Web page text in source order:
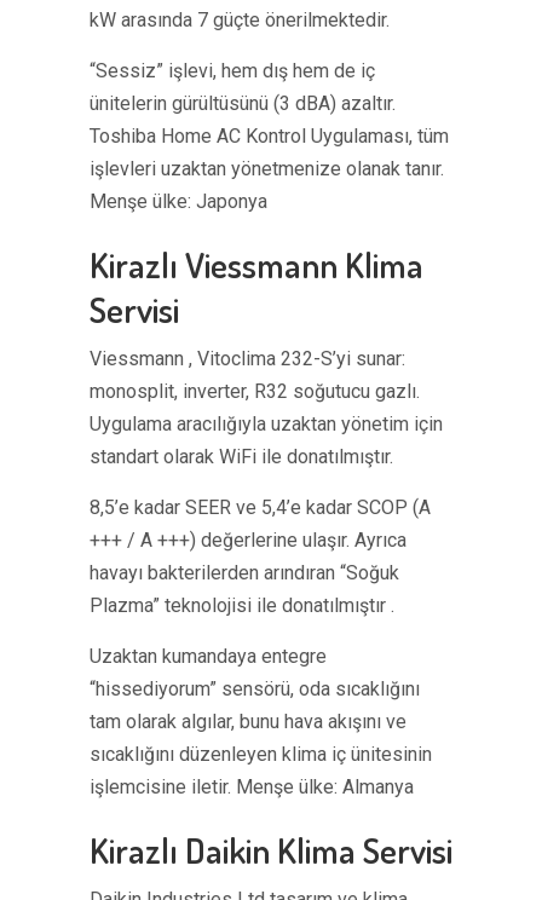
kW arasında 7 güçte önerilmektedir.
“Sessiz” işlevi, hem dış hem de iç
ünitelerin gürültüsünü (3 dBA) azaltır.
Toshiba Home AC Kontrol Uygulaması, tüm
işlevleri uzaktan yönetmenize olanak tanır.
Menşe ülke: Japonya
Kirazlı Viessmann Klima
Servisi
Viessmann , Vitoclima 232-S’yi sunar:
monosplit, inverter, R32 soğutucu gazlı.
Uygulama aracılığıyla uzaktan yönetim için
standart olarak WiFi ile donatılmıştır.
8,5’e kadar SEER ve 5,4’e kadar SCOP (A
+++ / A +++) değerlerine ulaşır. Ayrıca
havayı bakterilerden arındıran “Soğuk
Plazma” teknolojisi ile donatılmıştır .
Uzaktan kumandaya entegre
“hissediyorum” sensörü, oda sıcaklığını
tam olarak algılar, bunu hava akışını ve
sıcaklığını düzenleyen klima iç ünitesinin
işlemcisine iletir. Menşe ülke: Almanya
Kirazlı Daikin Klima Servisi